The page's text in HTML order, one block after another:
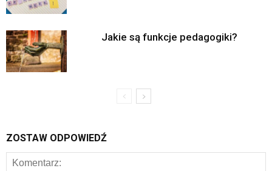
Jakie są funkcje pedagogiki?
ZOSTAW ODPOWIEDŹ